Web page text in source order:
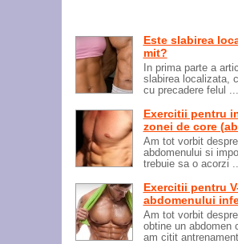
Este slabirea
mit?
In prima parte a
slabirea localizata,
cu precadere felul ...
Exercitii pentru
zonei de core
Am tot vorbit
abdomenului si
trebuie sa o acorzi
Exercitii pentru
abdomenului
Am tot vorbit
obtine un abdomen
am citit